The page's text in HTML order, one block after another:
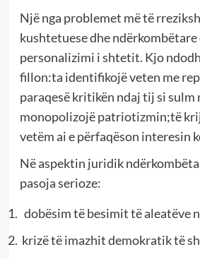
Një nga problemet më të
kushtetuese dhe ndërkombëtare
personalizimi i shtetit. Kjo
fillon:ta identifikojë veten me
paraqesë kritikën ndaj tij si
monopolizojë patriotizmin;të
vetëm ai e përfaqëson interesin
Në aspektin juridik
pasoja serioze:
dobësim të besimit të aleatëve
krizë të imazhit demokratik të